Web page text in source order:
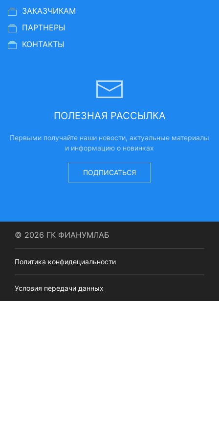
ЗАКАЗЧИКАМ
ПАРТНЕРЫ
КОНТАКТЫ
ПОЛЕЗНАЯ РАССЫЛКА
Первыми получайте наши новости, актуальные материалы
и информацию о новинках
ПОДПИСАТЬСЯ
© 2026 ГК ФИАНУМЛАБ
Политика конфидециальности
Условия передачи данных